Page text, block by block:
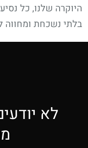
היוקרה שלנו, כל
בלתי נשכחת ומחווה
לא